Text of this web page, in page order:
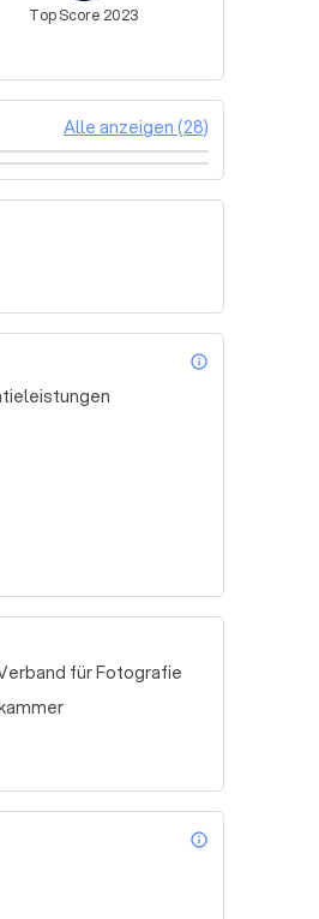
TopScore 2023
Alle anzeigen (28)
für Fotografie